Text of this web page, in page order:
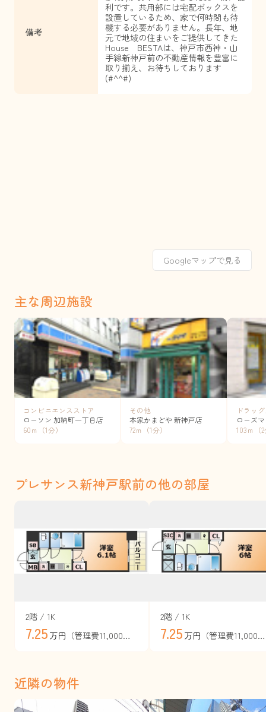
備考
利です。共用部には宅配ボックスを
設置しているため、家で何時間も待
機する必要がありません。長年、地
元で地域の住まいをご提供してきた
House BESTAは、神戸市西神・山
手線新神戸前の不動産情報を豊富に
取り揃え、お待ちしております
(#^^#)
Googleマップで見る
主な周辺施設
コンビニエンスストア
ローソン 加納町一丁目店
60ｍ（1分）
その他
本家かまどや 新神戸店
72ｍ（1分）
ドラッ
ローズ
103ｍ（
プレサンス新神戸駅前の他の部屋
2階 / 1K
7.25 万円 （管理費11,000円）
2階 / 1K
7.25 万円 （管理費11,000円）
近隣の物件